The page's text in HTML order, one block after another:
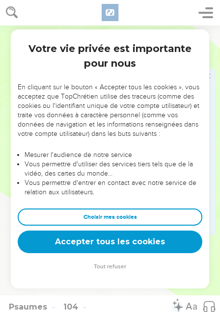
Psaumes 103
nous sommes poussière.
L’homme ! ses jours sont comme l’herbe, Il fleurit comme
la fleur des champs.
Lorsqu’un vent passe sur elle, elle n’est plus, Et le lieu
qu’elle occupait ne la reconnaît plus.
éternité pour ceux qui le craignent, Et sa justice pour les fils
de leurs fils,
Pour ceux qui gardent son alliance Et se souviennent de
ses préceptes, afin de les accomplir.
L’Éternel a établi son trône dans les cieux, Et son règne
domine sur toutes choses.
Bénissez l’Éternel, vous ses anges, Qui êtes puissants en
force et qui exécutez sa parole, En obéissant à la voix de sa
parole !
service et qui faites sa volonté !
Bénissez l’Éternel, vous toutes ses œuvres, Dans tous les
lieux où il domine ! Mon âme, bénis l’Éternel !
© Société biblique française – Bibli’O, 1978, avec autorisation. Pour vous procurer
Psaumes 104
Votre vie privée est importante
pour nous
En cliquant sur le bouton « Accepter tous les cookies », vous
acceptez que TopChrétien utilise des traceurs (comme des
cookies ou l'identifiant unique de votre compte utilisateur) et
traite vos données à caractère personnel (comme vos
données de navigation et les informations renseignées dans
votre compte utilisateur) dans les buts suivants :
Mesurer l'audience de notre service
Vous permettre d'utiliser des services tiers tels que de la
vidéo, des cartes du monde…
Vous permettre d'entrer en contact avec notre service de
relation aux utilisateurs.
Choisir mes cookies
Accepter tous les cookies
Tout refuser